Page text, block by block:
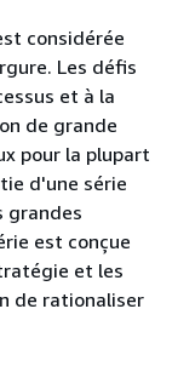
considérée
Les défis
et à la
de grande
pour la plupart
d'une série
grandes
est conçue
et les
de rationaliser